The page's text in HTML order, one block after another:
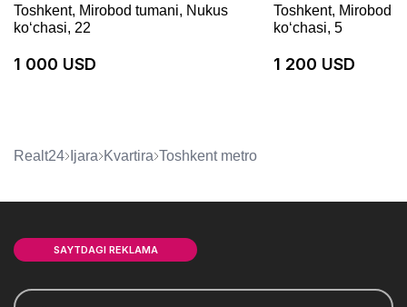
Toshkent, Mirobod tumani, Nukus
koʻchasi, 22
1 000 USD
Toshkent, Mirobod
koʻchasi, 5
1 200 USD
Realt24 Ijara kvartira Toshkent metro
SAYTDAGI REKLAMA